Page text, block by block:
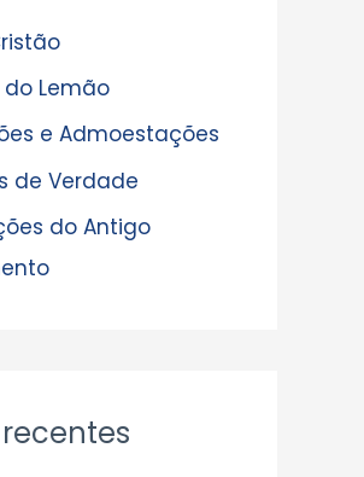
do Lemão
e Admoestações
de Verdade
do Antigo
recentes